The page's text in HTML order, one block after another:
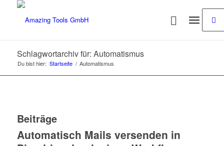
Schlagwortarchiv für: Automatismus
Du bist hier: Startseite / Automatismus
Beiträge
Automatisch Mails versenden in